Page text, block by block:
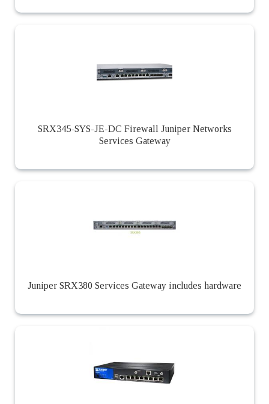
SRX345-SYS-JE-DC Firewall Juniper Networks
Services Gateway
Juniper SRX380 Services Gateway includes hardware